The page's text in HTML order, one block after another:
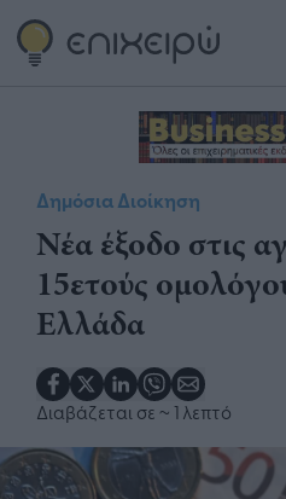
Δημόσια Διοίκηση
Νέα έξοδο στις
15ετούς
Ελλάδα
Διαβάζεται σε ~ 1 λεπτό